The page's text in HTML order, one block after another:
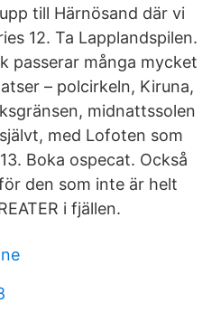
till Härnösand där vi
12. Ta Lapplandspilen.
passerar många mycket
– polcirkeln, Kiruna,
midnattssolen
med Lofoten som
Boka ospecat. Också
den som inte är helt
i fjällen.